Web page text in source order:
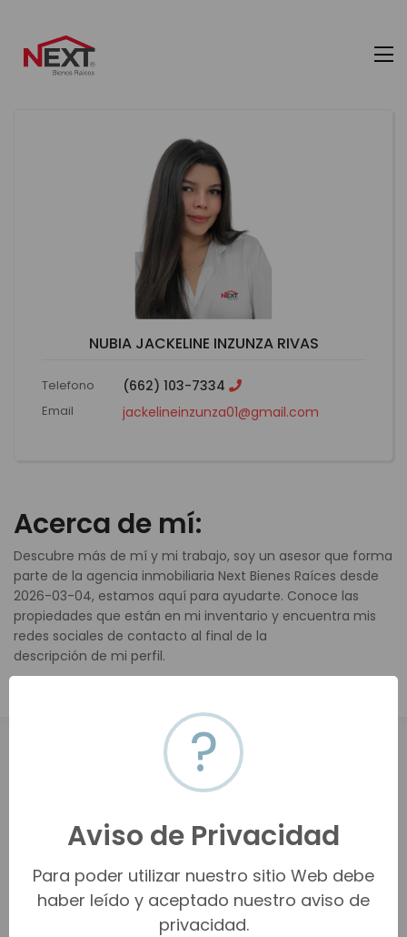
NUBIA JACKELINE INZUNZA RIVAS
Telefono (662) 103-7334
Email jackelineinzunza01@gmail.com
Acerca de mí:
Descubre más de mí y mi trabajo, soy un asesor que forma
parte de la agencia inmobiliaria Next Bienes Raíces desde
2026-03-04, estamos aquí para ayudarte. Conoce las
propiedades que están en mi inventario y encuentra mis
redes sociales de contacto al final de la
descripción de mi perfil.
Venta (0)
?
Aviso de Privacidad
Para poder utilizar nuestro sitio Web debe
haber leído y aceptado nuestro aviso de
privacidad.